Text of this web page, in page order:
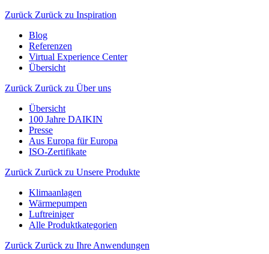
Zurück Zurück zu Inspiration
Blog
Referenzen
Virtual Experience Center
Übersicht
Zurück Zurück zu Über uns
Übersicht
100 Jahre DAIKIN
Presse
Aus Europa für Europa
ISO-Zertifikate
Zurück Zurück zu Unsere Produkte
Klimaanlagen
Wärmepumpen
Luftreiniger
Alle Produktkategorien
Zurück Zurück zu Ihre Anwendungen